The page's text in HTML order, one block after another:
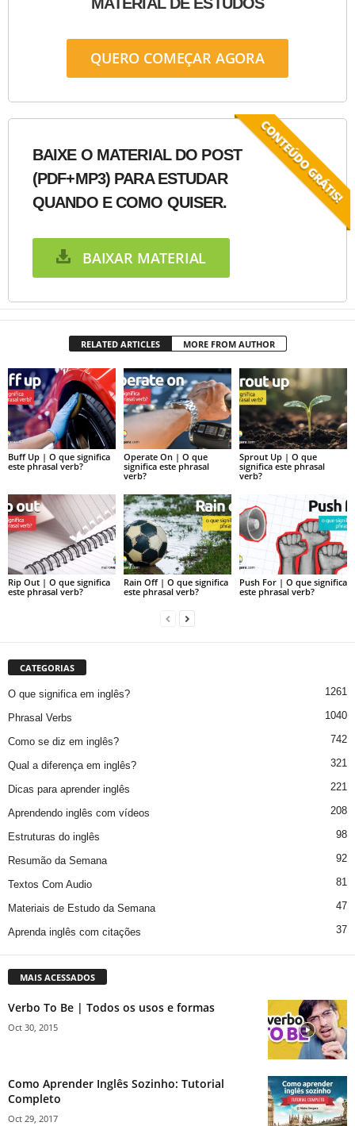
QUERO COMEÇAR AGORA
BAIXE O MATERIAL DO POST
(PDF+MP3) PARA ESTUDAR
QUANDO E COMO QUISER.
BAIXAR MATERIAL
RELATED ARTICLES MORE FROM AUTHOR
Buff Up | O que significa
este phrasal verb?
Operate On | O que
significa este phrasal
verb?
Sprout Up | O que
significa este phrasal
verb?
Rip Out | O que significa
este phrasal verb?
Rain Off | O que significa
este phrasal verb?
Push For | O que significa
este phrasal verb?
CATEGORIAS
O que significa em inglês? 1261
Phrasal Verbs 1040
Como se diz em inglês? 742
Qual a diferença em inglês? 321
Dicas para aprender inglês 221
Aprendendo inglês com vídeos 208
Estruturas do inglês 98
Resumão da Semana 92
Textos Com Audio 81
Materiais de Estudo da Semana 47
Aprenda inglês com citações 37
MAIS ACESSADOS
Verbo To Be | Todos os usos e formas
Oct 30, 2015
Como Aprender Inglês Sozinho: Tutorial
Completo
Oct 29, 2017